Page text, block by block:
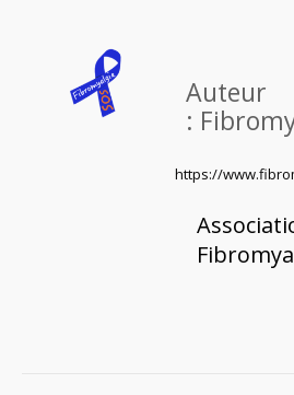
Auteur
:
https://